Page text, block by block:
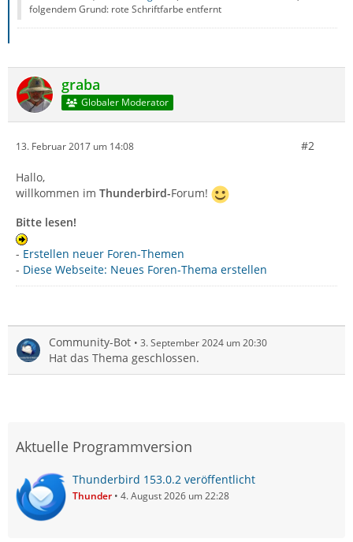
folgendem Grund: rote Schriftfarbe entfernt
graba
Globaler Moderator
13. Februar 2017 um 14:08 #2
Hallo,
willkommen im Thunderbird-Forum!
Bitte lesen!
- Erstellen neuer Foren-Themen
- Diese Webseite: Neues Foren-Thema erstellen
Community-Bot 3. September 2024 um 20:30
Hat das Thema geschlossen.
Aktuelle Programmversion
Thunderbird 153.0.2 veröffentlicht
Thunder 4. August 2026 um 22:28